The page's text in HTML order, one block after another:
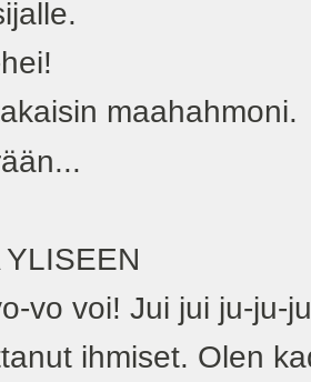
maahahmoni.
vo voi! Jui jui ju-ju-
ihmiset. Olen